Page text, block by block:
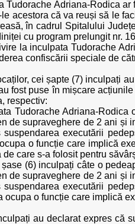
Tudorache Adriana-Rodica
acestora că va reuși să le
în cadrul Spitalului
cu program prelungit nr.
la inculpata Tudorache
confiscării speciale de
cei șapte (7) inculpați
fost puse în mișcare
respectiv:
Tudorache Adriana-
de supraveghere de 2 ani și
suspendarea executării
o funcție care implică
care s-a folosit pentru
(6) inculpați câte o
de supraveghere de 2 ani și
suspendarea executării
ocupa o funcție care implică
au declarat expres că